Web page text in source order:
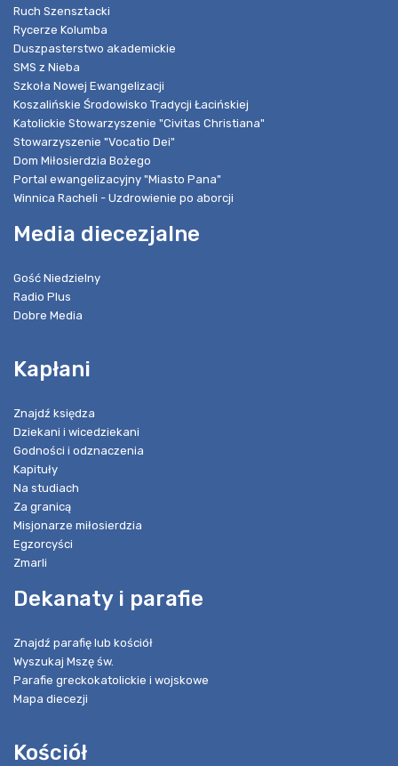
Ruch Szensztacki
Rycerze Kolumba
Duszpasterstwo akademickie
SMS z Nieba
Szkoła Nowej Ewangelizacji
Koszalińskie Środowisko Tradycji Łacińskiej
Katolickie Stowarzyszenie "Civitas Christiana"
Stowarzyszenie "Vocatio Dei"
Dom Miłosierdzia Bożego
Portal ewangelizacyjny "Miasto Pana"
Winnica Racheli - Uzdrowienie po aborcji
Media diecezjalne
Gość Niedzielny
Radio Plus
Dobre Media
Kapłani
Znajdź księdza
Dziekani i wicedziekani
Godności i odznaczenia
Kapituły
Na studiach
Za granicą
Misjonarze miłosierdzia
Egzorcyści
Zmarli
Dekanaty i parafie
Znajdź parafię lub kościół
Wyszukaj Mszę św.
Parafie greckokatolickie i wojskowe
Mapa diecezji
Kościół